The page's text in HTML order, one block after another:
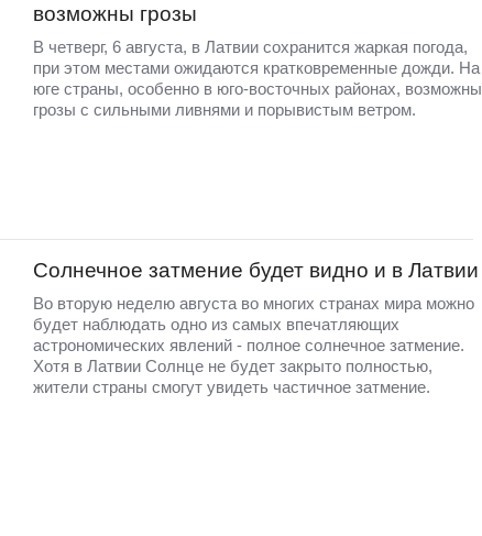
возможны грозы
В четверг, 6 августа, в Латвии сохранится жаркая погода,
при этом местами ожидаются кратковременные дожди. На
юге страны, особенно в юго-восточных районах, возможны
грозы с сильными ливнями и порывистым ветром.
Солнечное затмение будет видно и в Латвии
Во вторую неделю августа во многих странах мира можно
будет наблюдать одно из самых впечатляющих
астрономических явлений - полное солнечное затмение.
Хотя в Латвии Солнце не будет закрыто полностью,
жители страны смогут увидеть частичное затмение.